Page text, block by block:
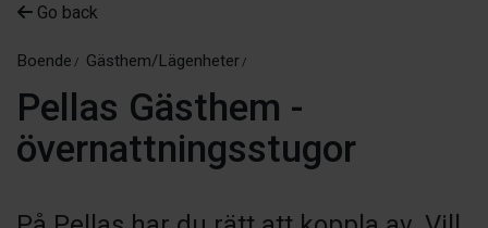
Go back
Boende Gästhem/Lägenheter
Pellas Gästhem -
övernattningsstugor